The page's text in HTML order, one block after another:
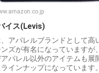
イス(Levis)
アパレルブランドとして高
ズが有名になっていますが
パレル以外のアイテムも展
インナップになっています。